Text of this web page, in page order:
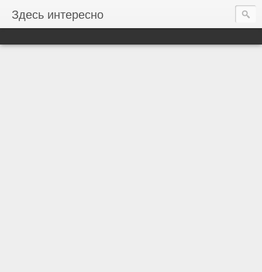
Здесь интересно